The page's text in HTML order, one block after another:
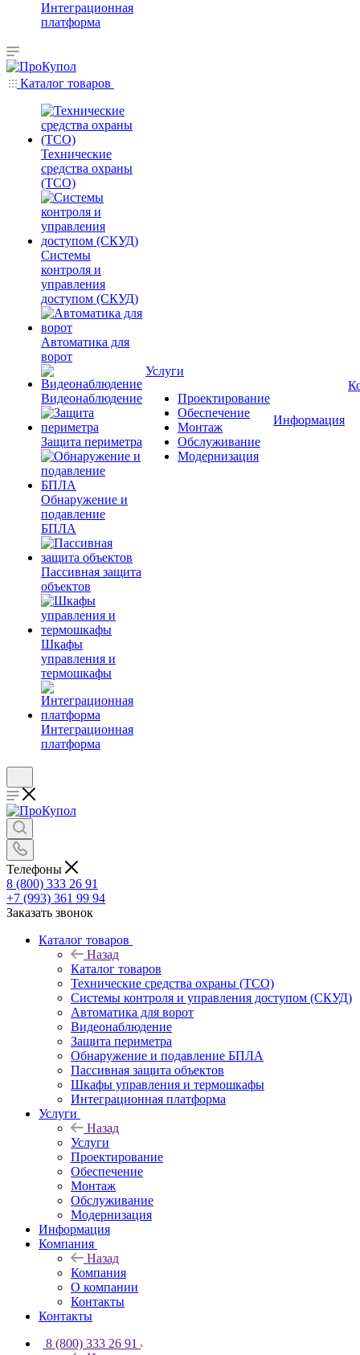
Интеграционная
платформа
Каталог товаров
Технические
средства охраны
(ТСО)
Системы
контроля и
управления
доступом (СКУД)
Автоматика для
ворот
Видеонаблюдение
Защита периметра
Обнаружение и
подавление
БПЛА
Пассивная защита
объектов
Шкафы
управления и
термошкафы
Интеграционная
платформа
Услуги
Проектирование
Обеспечение
Монтаж
Обслуживание
Модернизация
Информация
Телефоны
8 (800) 333 26 91
+7 (993) 361 99 94
Заказать звонок
Каталог товаров
Назад
Каталог товаров
Технические средства охраны (ТСО)
Системы контроля и управления доступом (СКУД)
Автоматика для ворот
Видеонаблюдение
Защита периметра
Обнаружение и подавление БПЛА
Пассивная защита объектов
Шкафы управления и термошкафы
Интеграционная платформа
Услуги
Назад
Услуги
Проектирование
Обеспечение
Монтаж
Обслуживание
Модернизация
Информация
Компания
Назад
Компания
О компании
Контакты
Контакты
8 (800) 333 26 91